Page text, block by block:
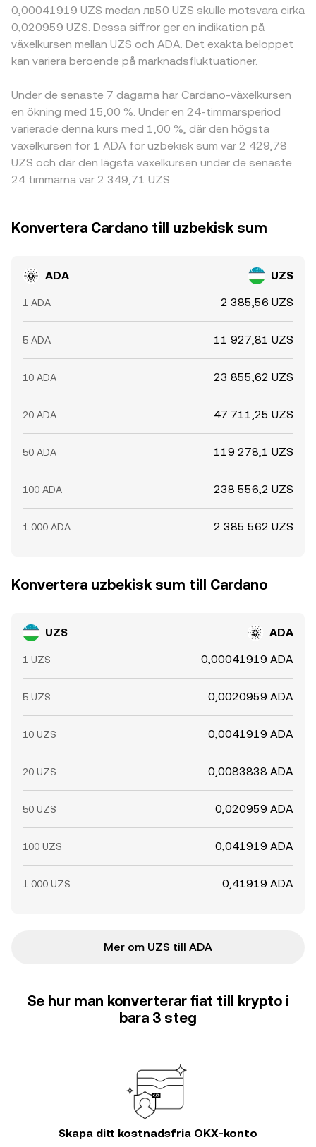
0,00041919 UZS medan лв50 UZS skulle motsvara cirka
0,020959 UZS. Dessa siffror ger en indikation på
växelkursen mellan UZS och ADA. Det exakta beloppet
kan variera beroende på marknadsfluktuationer.
Under de senaste 7 dagarna har Cardano-växelkursen
en ökning med 15,00 %. Under en 24-timmarsperiod
varierade denna kurs med 1,00 %, där den högsta
växelkursen för 1 ADA för uzbekisk sum var 2 429,78
UZS och där den lägsta växelkursen under de senaste
24 timmarna var 2 349,71 UZS.
Konvertera Cardano till uzbekisk sum
ADA UZS
1 ADA 2 385,56 UZS
5 ADA 11 927,81 UZS
10 ADA 23 855,62 UZS
20 ADA 47 711,25 UZS
50 ADA 119 278,1 UZS
100 ADA 238 556,2 UZS
1 000 ADA 2 385 562 UZS
Konvertera uzbekisk sum till Cardano
UZS ADA
1 UZS 0,00041919 ADA
5 UZS 0,0020959 ADA
10 UZS 0,0041919 ADA
20 UZS 0,0083838 ADA
50 UZS 0,020959 ADA
100 UZS 0,041919 ADA
1 000 UZS 0,41919 ADA
Mer om UZS till ADA
Se hur man konverterar fiat till krypto i
bara 3 steg
Skapa ditt kostnadsfria OKX-konto